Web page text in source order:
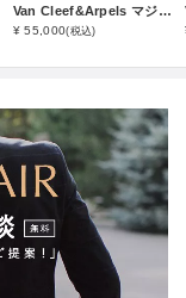
Van Cleef&Arpels マジックアルハンブラ３モチーフピアス（S-2レンタルコース）
¥ 55,000(税込)